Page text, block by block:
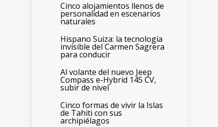
Cinco alojamientos llenos de
personalidad en escenarios
naturales
Hispano Suiza: la tecnología
invisible del Carmen Sagrera
para conducir
Al volante del nuevo Jeep
Compass e-Hybrid 145 CV,
subir de nivel
Cinco formas de vivir la Islas
de Tahiti con sus
archipiélagos